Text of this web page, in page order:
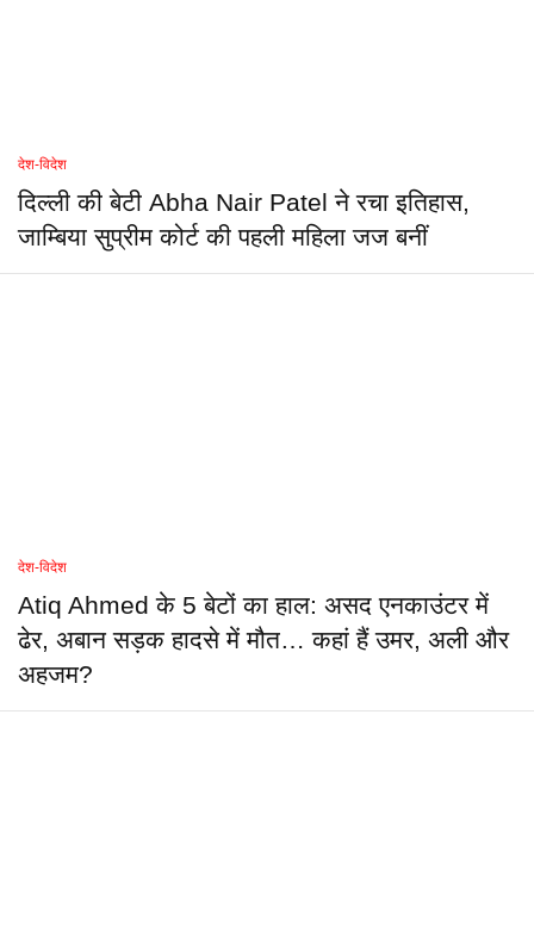
देश-विदेश
दिल्ली की बेटी Abha Nair Patel ने रचा इतिहास,
जाम्बिया सुप्रीम कोर्ट की पहली महिला जज बनीं
देश-विदेश
Atiq Ahmed के 5 बेटों का हाल: असद एनकाउंटर में
ढेर, अबान सड़क हादसे में मौत… कहां हैं उमर, अली और
अहजम?